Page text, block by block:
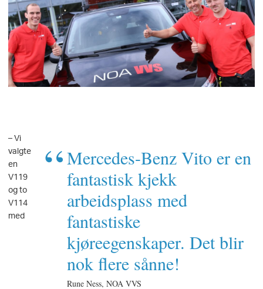
Mercedes-Benz Vito er en
fantastisk kjekk
arbeidsplass med
fantastiske
kjøreegenskaper. Det blir
nok flere sånne!
Rune Ness, NOA VVS
– Vi
valgte
en
V119
og to
V114
med